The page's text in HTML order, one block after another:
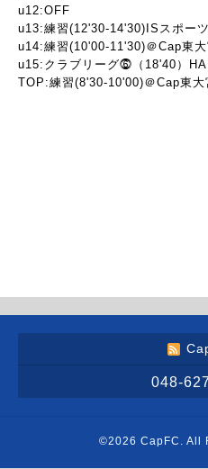
u12:OFF
u13:練習(12'30-14'30)ISスポー
u14:練習(10'00-11'30)＠Cap東
u15:クラブリーグ⓺（18'40）
TOP:練習(8'30-10'00)＠Cap東大
048-
©2026 CapFC . All